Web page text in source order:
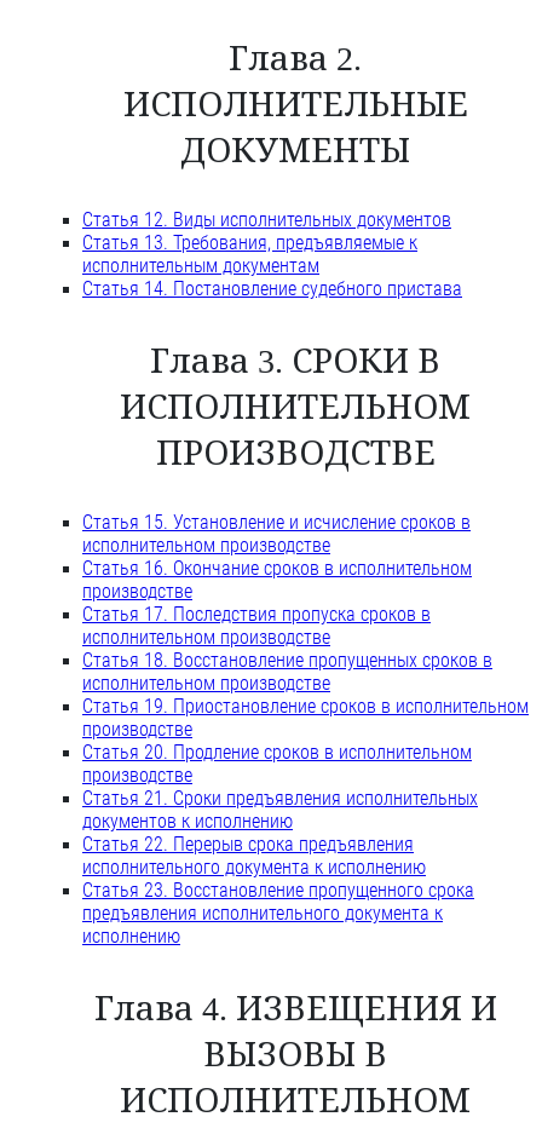
Глава 2.
ИСПОЛНИТЕЛЬНЫЕ
ДОКУМЕНТЫ
Статья 12. Виды исполнительных документов
Статья 13. Требования, предъявляемые к
исполнительным документам
Статья 14. Постановление судебного пристава
Глава 3. СРОКИ В
ИСПОЛНИТЕЛЬНОМ
ПРОИЗВОДСТВЕ
Статья 15. Установление и исчисление сроков в
исполнительном производстве
Статья 16. Окончание сроков в исполнительном
производстве
Статья 17. Последствия пропуска сроков в
исполнительном производстве
Статья 18. Восстановление пропущенных сроков в
исполнительном производстве
Статья 19. Приостановление сроков в исполнительном
производстве
Статья 20. Продление сроков в исполнительном
производстве
Статья 21. Сроки предъявления исполнительных
документов к исполнению
Статья 22. Перерыв срока предъявления
исполнительного документа к исполнению
Статья 23. Восстановление пропущенного срока
предъявления исполнительного документа к
исполнению
Глава 4. ИЗВЕЩЕНИЯ И
ВЫЗОВЫ В
ИСПОЛНИТЕЛЬНОМ